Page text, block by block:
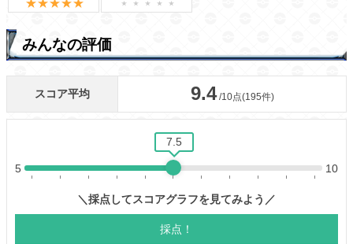
みんなの評価